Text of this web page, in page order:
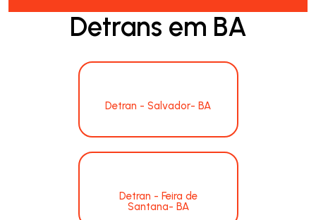
Detrans em BA
Detran - Salvador- BA
Detran - Feira de
Santana- BA